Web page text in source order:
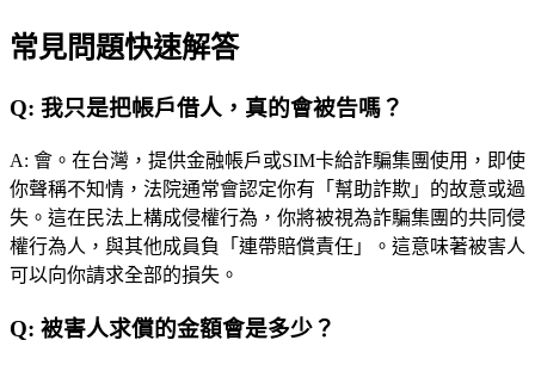
常見問題快速解答
Q: 我只是把帳戶借人，真的會被告嗎？
A: 會。在台灣，提供金融帳戶或SIM卡給詐騙集團使用，即使
你聲稱不知情，法院通常會認定你有「幫助詐欺」的故意或過
失。這在民法上構成侵權行為，你將被視為詐騙集團的共同侵
權行為人，與其他成員負「連帶賠償責任」。這意味著被害人
可以向你請求全部的損失。
Q: 被害人求償的金額會是多少？